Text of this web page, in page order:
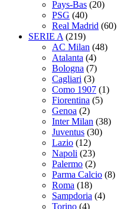
Pays-Bas (20)
PSG (40)
Real Madrid (60)
SERIE A (219)
AC Milan (48)
Atalanta (4)
Bologna (7)
Cagliari (3)
Como 1907 (1)
Fiorentina (5)
Genoa (2)
Inter Milan (38)
Juventus (30)
Lazio (12)
Napoli (23)
Palermo (2)
Parma Calcio (8)
Roma (18)
Sampdoria (4)
Torino (4)